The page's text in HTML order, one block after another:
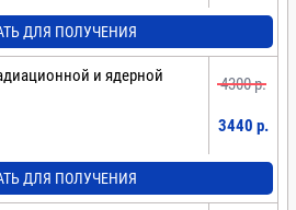
ДЛЯ ПОЛУЧЕНИЯ
и ядерной
4300 p.
3440 p.
ДЛЯ ПОЛУЧЕНИЯ